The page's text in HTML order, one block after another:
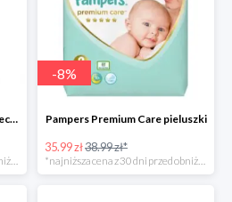
Lirene mleczko SPF30 dla dzieci 150ml
*najniższa cena z 30 dni przed obniżką
-8%
Pampers Premium Care pieluszki
35.99 zł38.99 zł*
*najniższa cena z 30 dni przed obniżką